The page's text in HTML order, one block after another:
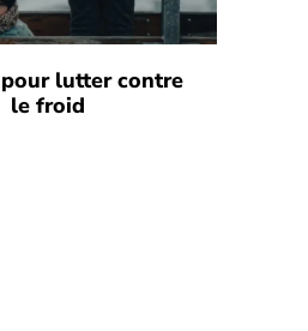
lutter contre
le froid